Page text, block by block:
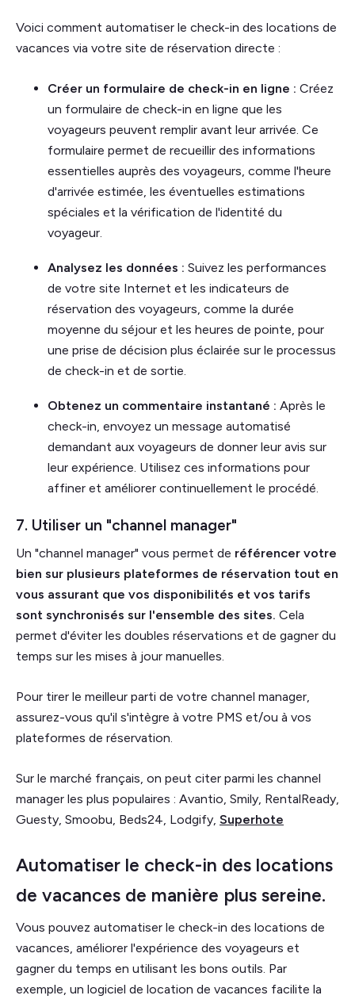
Voici comment automatiser le check-in des locations de
vacances via votre site de réservation directe :
Créer un formulaire de check-in en ligne : Créez
un formulaire de check-in en ligne que les
voyageurs peuvent remplir avant leur arrivée. Ce
formulaire permet de recueillir des informations
essentielles auprès des voyageurs, comme l'heure
d'arrivée estimée, les éventuelles estimations
spéciales et la vérification de l'identité du
voyageur.
Analysez les données : Suivez les performances
de votre site Internet et les indicateurs de
réservation des voyageurs, comme la durée
moyenne du séjour et les heures de pointe, pour
une prise de décision plus éclairée sur le processus
de check-in et de sortie.
Obtenez un commentaire instantané : Après le
check-in, envoyez un message automatisé
demandant aux voyageurs de donner leur avis sur
leur expérience. Utilisez ces informations pour
affiner et améliorer continuellement le procédé.
7. Utiliser un "channel manager"
Un "channel manager" vous permet de référencer votre
bien sur plusieurs plateformes de réservation tout en
vous assurant que vos disponibilités et vos tarifs
sont synchronisés sur l'ensemble des sites. Cela
permet d'éviter les doubles réservations et de gagner du
temps sur les mises à jour manuelles.
Pour tirer le meilleur parti de votre channel manager,
assurez-vous qu'il s'intègre à votre PMS et/ou à vos
plateformes de réservation.
Sur le marché français, on peut citer parmi les channel
manager les plus populaires : Avantio, Smily, RentalReady,
Guesty, Smoobu, Beds24, Lodgify, Superhote
Automatiser le check-in des locations
de vacances de manière plus sereine.
Vous pouvez automatiser le check-in des locations de
vacances, améliorer l'expérience des voyageurs et
gagner du temps en utilisant les bons outils. Par
exemple, un logiciel de location de vacances facilite la